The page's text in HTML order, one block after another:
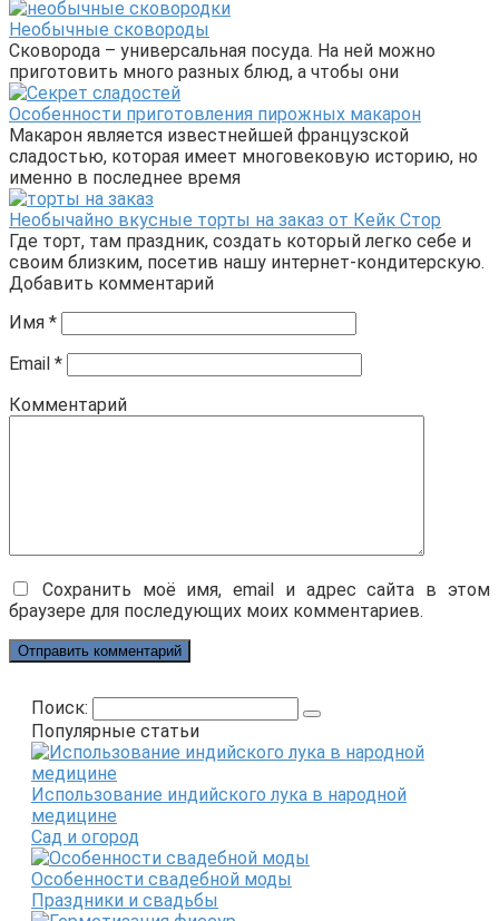
Необычные сковороды
Сковорода – универсальная посуда. На ней можно
приготовить много разных блюд, а чтобы они
Особенности приготовления пирожных макарон
Макарон является известнейшей французской
сладостью, которая имеет многовековую историю, но
именно в последнее время
Необычайно вкусные торты на заказ от Кейк Стор
Где торт, там праздник, создать который легко себе и
своим близким, посетив нашу интернет-кондитерскую.
Добавить комментарий
Имя *
Email *
Комментарий
Сохранить моё имя, email и адрес сайта в этом
браузере для последующих моих комментариев.
Поиск:
Популярные статьи
Использование индийского лука в народной
медицине
Сад и огород
Особенности свадебной моды
Праздники и свадьбы